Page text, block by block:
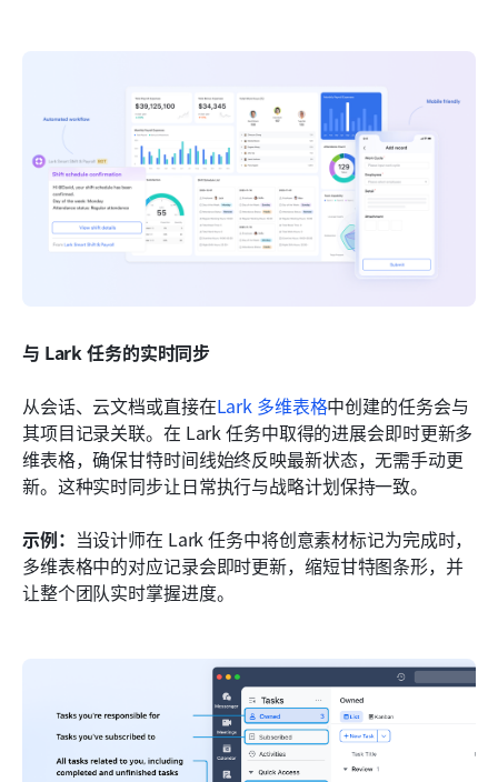
与 Lark 任务的实时同步
从会话、云文档或直接在Lark 多维表格中创建的任务会与
其项目记录关联。在 Lark 任务中取得的进展会即时更新多
维表格，确保甘特时间线始终反映最新状态，无需手动更
新。这种实时同步让日常执行与战略计划保持一致。
示例： 当设计师在 Lark 任务中将创意素材标记为完成时，
多维表格中的对应记录会即时更新，缩短甘特图条形，并
让整个团队实时掌握进度。